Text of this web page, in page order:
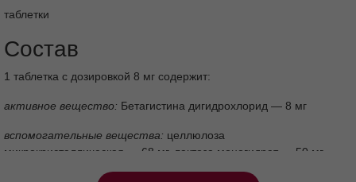
таблетки
Состав
1 таблетка с дозировкой 8 мг содержит:
активное вещество: Бетагистина дигидрохлорид — 8 мг
вспомогательные вещества: целлюлоза
микрокристаллическая — 68 мг, лактоза моногидрат — 50 мг,